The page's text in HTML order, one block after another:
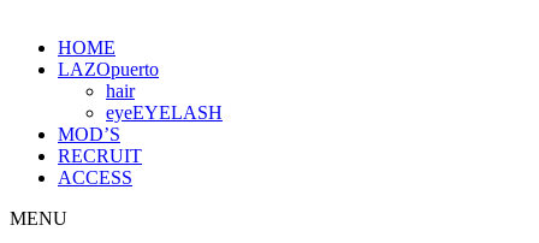
HOME
LAZOpuerto
hair
eye
MOD’S
RECRUIT
ACCESS
MENU